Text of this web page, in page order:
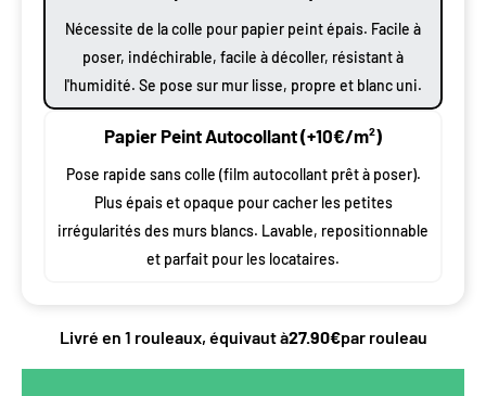
Nécessite de la colle pour papier peint épais. Facile à
poser, indéchirable, facile à décoller, résistant à
l'humidité. Se pose sur mur lisse, propre et blanc uni.
Papier Peint Autocollant (+10€/m²)
Pose rapide sans colle (film autocollant prêt à poser).
Plus épais et opaque pour cacher les petites
irrégularités des murs blancs. Lavable, repositionnable
et parfait pour les locataires.
Livré en 1 rouleaux, équivaut à27.90€par rouleau